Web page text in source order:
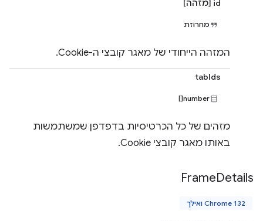
id [מזהה]
מחרוזת
המזהה הייחודי של מאגר קובצי ה-Cookie.
tabIds
number[]
מזהים של כל הכרטיסיות בדפדפן שמשתמשות
באותו מאגר קובצי Cookie.
FrameDetails
Chrome 132 ואילך